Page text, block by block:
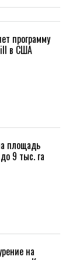
программу
в США
площадь
9 тыс. га
на